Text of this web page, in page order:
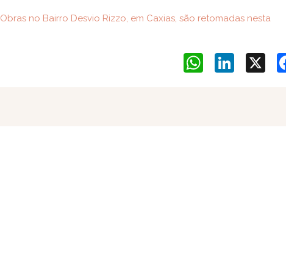
Obras no Bairro Desvio Rizzo, em Caxias, são retomadas nesta
X
LinkedIn
WhatsApp